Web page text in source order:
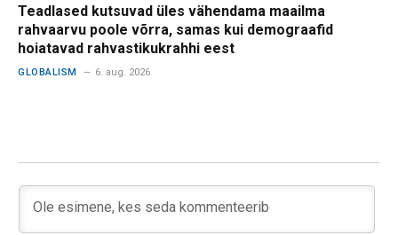
Teadlased kutsuvad üles vähendama maailma
rahvaarvu poole võrra, samas kui demograafid
hoiatavad rahvastikukrahhi eest
GLOBALISM 6. aug. 2026